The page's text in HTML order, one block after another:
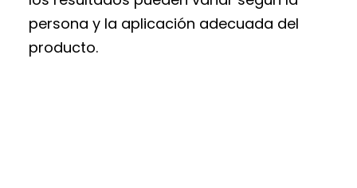
persona y la aplicación adecuada del
producto.